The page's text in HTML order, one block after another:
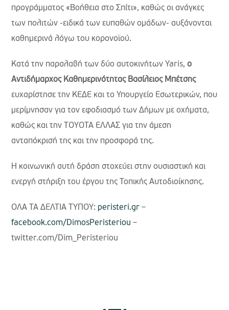
προγράμματος «Βοήθεια στο Σπίτι», καθώς οι ανάγκες
των πολιτών -ειδικά των ευπαθών ομάδων- αυξάνονται
καθημερινά λόγω του κορονοϊού.
Κατά την παραλαβή των δύο αυτοκινήτων Yaris,ο
Αντιδήμαρχος Καθημερινότητας Βασίλειος Μπέτσης
ευχαρίστησε την ΚΕΔΕ και το Υπουργείο Εσωτερικών, που
μερίμνησαν για τον εφοδιασμό των Δήμων με οχήματα,
καθώς και την ΤΟΥΟΤΑ ΕΛΛΑΣ για την άμεση
ανταπόκρισή της και την προσφορά της.
Η κοινωνική αυτή δράση στοχεύει στην ουσιαστική και
ενεργή στήριξη του έργου της Τοπικής Αυτοδιοίκησης.
ΟΛΑ ΤΑ ΔΕΛΤΙΑ ΤΥΠΟΥ: peristeri.gr –
facebook.com/DimosPeristeriou –
twitter.com/Dim_Peristeriou